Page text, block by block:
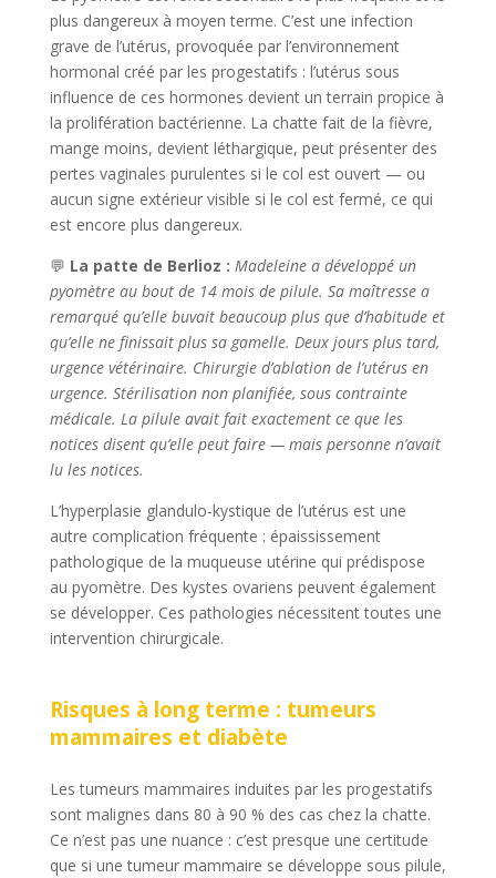
plus dangereux à moyen terme. C’est une infection
grave de l’utérus, provoquée par l’environnement
hormonal créé par les progestatifs : l’utérus sous
influence de ces hormones devient un terrain propice à
la prolifération bactérienne. La chatte fait de la fièvre,
mange moins, devient léthargique, peut présenter des
pertes vaginales purulentes si le col est ouvert — ou
aucun signe extérieur visible si le col est fermé, ce qui
est encore plus dangereux.
💬 La patte de Berlioz : Madeleine a développé un
pyomètre au bout de 14 mois de pilule. Sa maîtresse a
remarqué qu’elle buvait beaucoup plus que d’habitude et
qu’elle ne finissait plus sa gamelle. Deux jours plus tard,
urgence vétérinaire. Chirurgie d’ablation de l’utérus en
urgence. Stérilisation non planifiée, sous contrainte
médicale. La pilule avait fait exactement ce que les
notices disent qu’elle peut faire — mais personne n’avait
lu les notices.
L’hyperplasie glandulo-kystique de l’utérus est une
autre complication fréquente : épaississement
pathologique de la muqueuse utérine qui prédispose
au pyomètre. Des kystes ovariens peuvent également
se développer. Ces pathologies nécessitent toutes une
intervention chirurgicale.
Risques à long terme : tumeurs
mammaires et diabète
Les tumeurs mammaires induites par les progestatifs
sont malignes dans 80 à 90 % des cas chez la chatte.
Ce n’est pas une nuance : c’est presque une certitude
que si une tumeur mammaire se développe sous pilule,